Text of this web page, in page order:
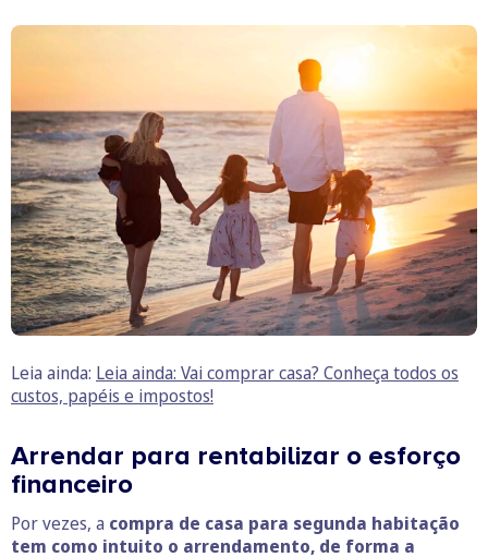
Leia ainda: Leia ainda: Vai comprar casa? Conheça todos os
custos, papéis e impostos!
Arrendar para rentabilizar o esforço
financeiro
Por vezes, a compra de casa para segunda habitação
tem como intuito o arrendamento, de forma a